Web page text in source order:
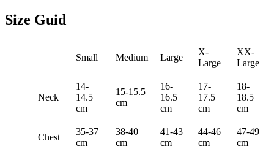
Size Guid
Small Medium Large
X-
Large
XX-
Large
Neck
14-
14.5
cm
15-15.5
cm
16-
16.5
cm
17-
17.5
cm
18-
18.5
cm
Chest
35-37
cm
38-40
cm
41-43
cm
44-46
cm
47-49
cm